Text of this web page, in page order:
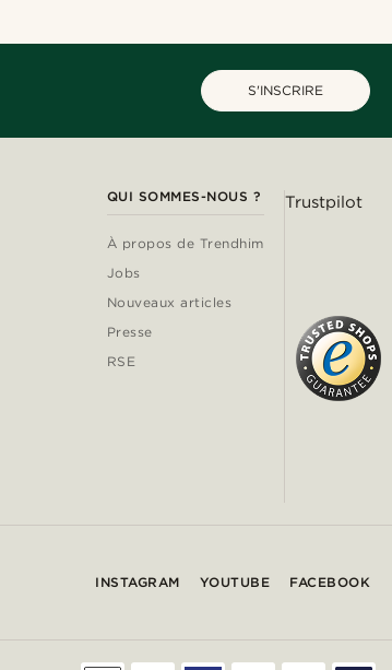
S'INSCRIRE
QUI SOMMES-NOUS ?
À propos de Trendhim
Jobs
Nouveaux articles
Presse
RSE
Trustpilot
INSTAGRAM YOUTUBE FACEBOOK